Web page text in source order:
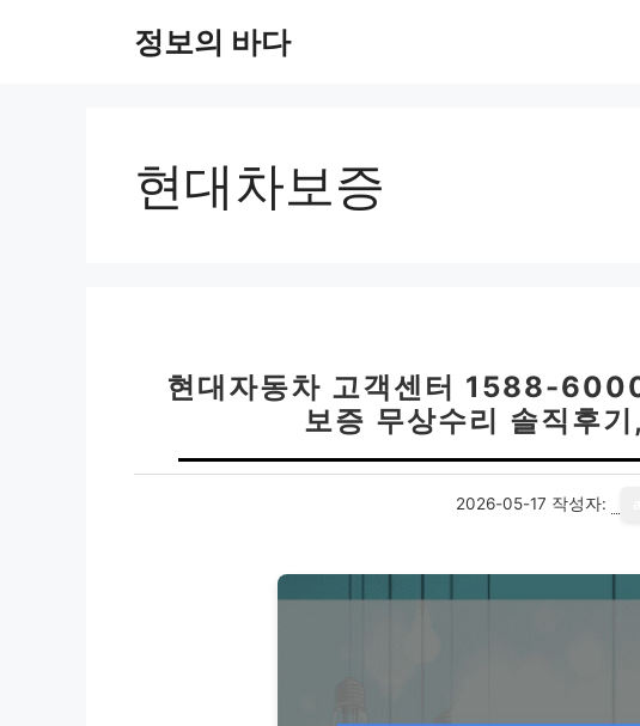
정보의 바다
현대차보증
현대자동차 고객센터 1588-
보증 무상수리 솔직후
2026-05-17 작성자: